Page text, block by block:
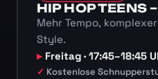
HIP HOP TEENS
Mehr Tempo,
Style.
Freitag · 17:45–18:45
Kostenlose